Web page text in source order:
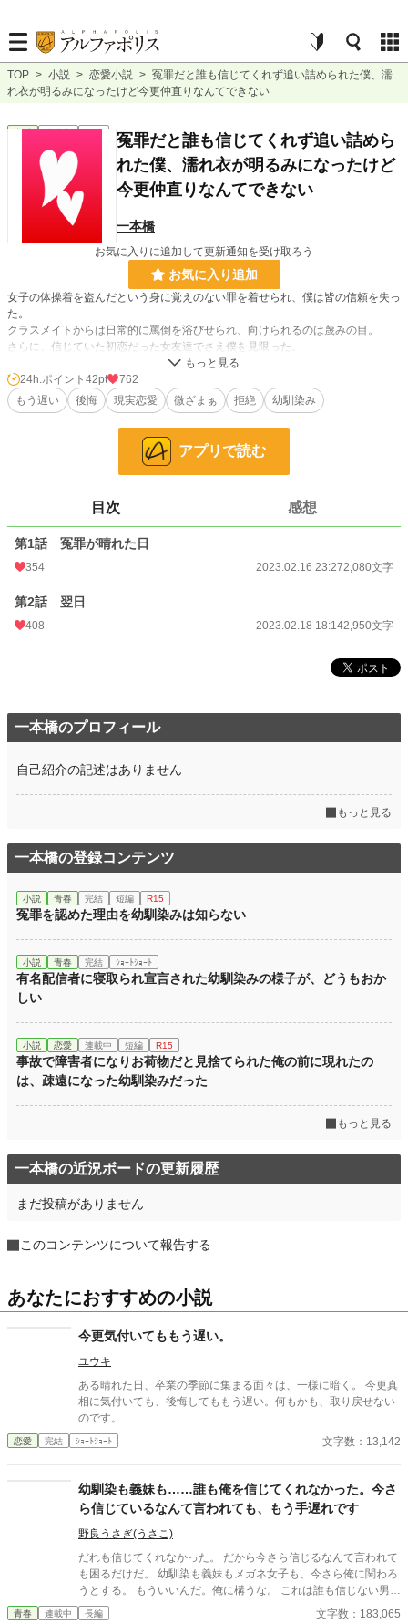
TOP > 小説 > 恋愛小説 > 冤罪だと誰も信じてくれず追い詰められた僕、濡
れ衣が明るみになったけど今更仲直りなんてできない
恋愛 連載中 長編
冤罪だと誰も信じてくれず追い詰めら
れた僕、濡れ衣が明るみになったけど
今更仲直りなんてできない
一本橋
お気に入りに追加して更新通知を受け取ろう
お気に入り追加
女子の体操着を盗んだという身に覚えのない罪を着せられ、僕は皆の信頼を失っ
た。
クラスメイトからは日常的に罵倒を浴びせられ、向けられるのは蔑みの目。
さらに、信じていた初恋だった女友達でさえ僕を見限った。
両親からは拒絶され、姉からもいないものと扱われる日々。
……だが、転機は訪れる。冤罪だった事が明かになったのだ。
それを機に、今まで僕を蔑ろに扱った人達から次々と謝罪の声が。
皆は僕と関係を戻したいみたいだけど、今更仲直りなんてできない。
※小説家になろう、カクヨムと同時に投稿しています。
17,436 位 / 228,790 件
恋愛 7,726 位 / 66,372 件
週間ポイント 231 pt (22,987 位)
月間ポイント 868 pt (26,161 位)
24h.ポイント 42pt
762
もう遅い
後悔 現実恋愛 微ざまぁ 拒絶 幼馴染み
アプリで読む
目次 感想
第1話 冤罪が晴れた日
354 2023.02.16 23:272,080文字
第2話 翌日
408 2023.02.18 18:142,950文字
一本橋のプロフィール
自己紹介の記述はありません
もっと見る
一本橋の登録コンテンツ
小説 青春 完結 短編 R15
冤罪を認めた理由を幼馴染みは知らない
小説 青春 完結 ｼｮｰﾄｼｮｰﾄ
有名配信者に寝取られ宣言された幼馴染みの様子が、どうもおか
しい
小説 恋愛 連載中 短編 R15
事故で障害者になりお荷物だと見捨てられた俺の前に現れたの
は、疎遠になった幼馴染みだった
もっと見る
一本橋の近況ボードの更新履歴
まだ投稿がありません
このコンテンツについて報告する
あなたにおすすめの小説
今更気付いてももう遅い。
ユウキ
ある晴れた日、卒業の季節に集まる面々は、一様に暗く。 今更真
相に気付いても、後悔してももう遅い。何もかも、取り戻せない
のです。
恋愛 完結 ｼｮｰﾄｼｮｰﾄ 文字数：13,142
幼馴染も義妹も……誰も俺を信じてくれなかった。今さ
ら信じているなんて言われても、もう手遅れです
野良うさぎ(うさこ)
だれも信じてくれなかった。 だから今さら信じるなんて言われて
も困るだけだ。 幼馴染も義妹もメガネ女子も、今さら俺に関わろ
うとする。 もういいんだ。俺に構うな。 これは誰も信じない男が
繰り広げる恋愛物語
青春 連載中 長編 文字数：183,065